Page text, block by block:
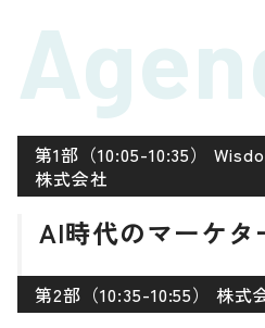
第1部（10:05-10:35）
株式会社
AI時代のマーケタ
第2部（10:35-10:55） 株式